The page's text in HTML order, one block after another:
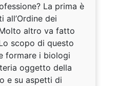
La prima è
all’Ordine dei
altro va fatto
scopo di questo
formare i biologi
oggetto della
e su aspetti di